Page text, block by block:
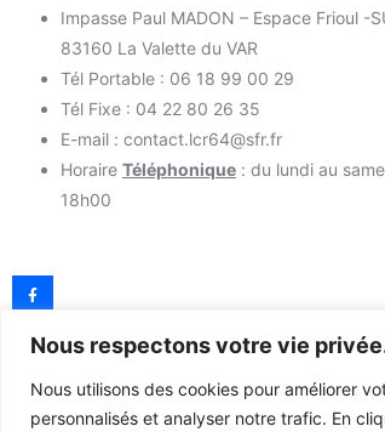
Nous respectons votre vie
Nous utilisons des cookies pour améliorer
personnalisés et analyser notre trafic. En
Impasse Paul MADON – Espace Frioul -
83160 La Valette du VAR
Tél Portable : 06 18 99 00 29
Tél Fixe : 04 22 80 26 35
E-mail : contact.lcr64@sfr.fr
Horaire Téléphonique : du lundi au
18h00
© 2023 TOUS DROITS RÉSERVÉS - LCR